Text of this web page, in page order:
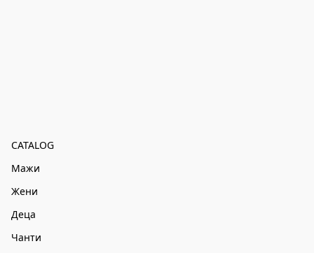
CATALOG
Мажи
Жени
Деца
Чанти